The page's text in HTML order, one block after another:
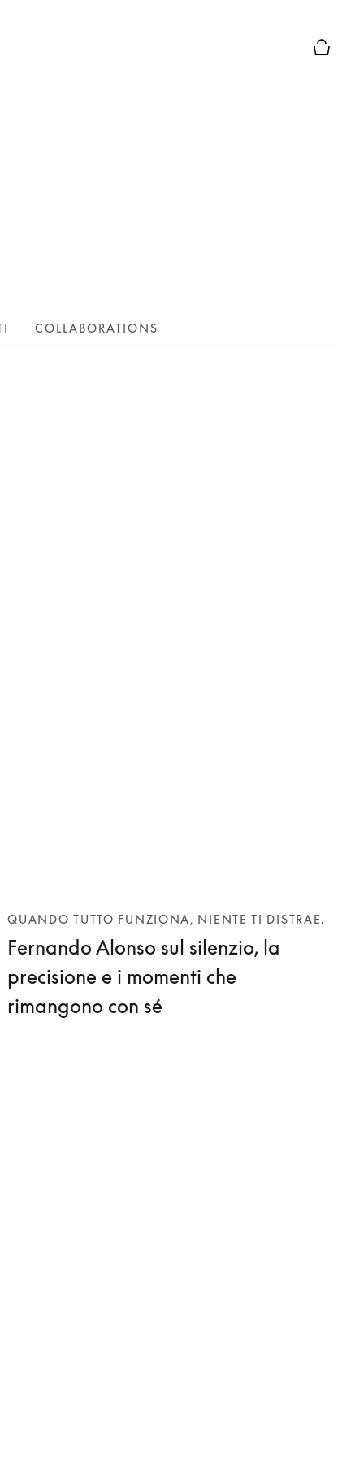
COLLABORATIONS
QUANDO TUTTO FUNZIONA, NIENTE TI DISTRAE.
Fernando Alonso sul silenzio, la
precisione e i momenti che
rimangono con sé